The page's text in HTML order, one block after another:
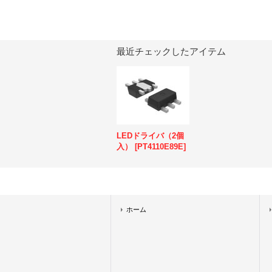
最近チェックしたアイテム
LEDドライバ（2個
入）
[PT4110E89E]
ホーム